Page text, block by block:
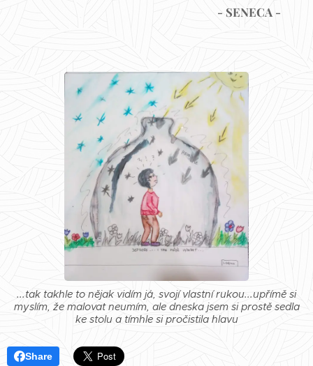
- SENECA -
...tak takhle to nějak vidím já, svojí vlastní rukou...upřímě si
myslím, že malovat neumím, ale dneska jsem si prostě sedla
ke stolu a tímhle si pročistila hlavu
Share